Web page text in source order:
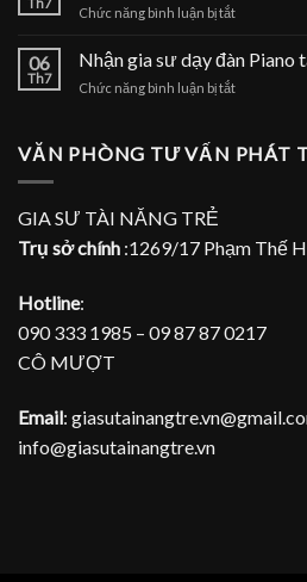
dạy
Piano
TPHCM
Chức năng bình luận bị tắtở
gia
sư
dạy
tại
06
Th7
Nhận gia sư dạy đàn Piano
Chức năng bình luận bị tắtở
sư
nhà
VĂN PHÒNG TƯ VẤN PHÁT
GIA SƯ TÀI NĂNG TRẺ
Trụ sở chính :1269/17 Phạm Thế
Hotline:
090 333 1985 – 09 87 87 0217
CÔ MƯỢT
Email:
info@giasutainangtre.vn